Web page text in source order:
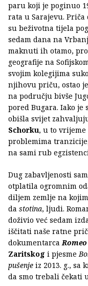
paru koji je poginuo
rata u Sarajevu. Priča
su beživotna tijela
sedam dana na
maknuti ih otamo,
geografije na
svojim kolegijima
njihovu priču, ostao
na području bivše
pored Bugara. Iako
obišla svijet
Schorku, u to
problemima
na sami rub
Dug zabavljenosti
otplatila ogromnim
diljem zemlje na
da stotina, ljudi.
doživio već sedam
iščitati naše ratne
dokumentarca
Zaritskog i pjesme
pušenje iz 2013. g., sa
da smo trebali čekati